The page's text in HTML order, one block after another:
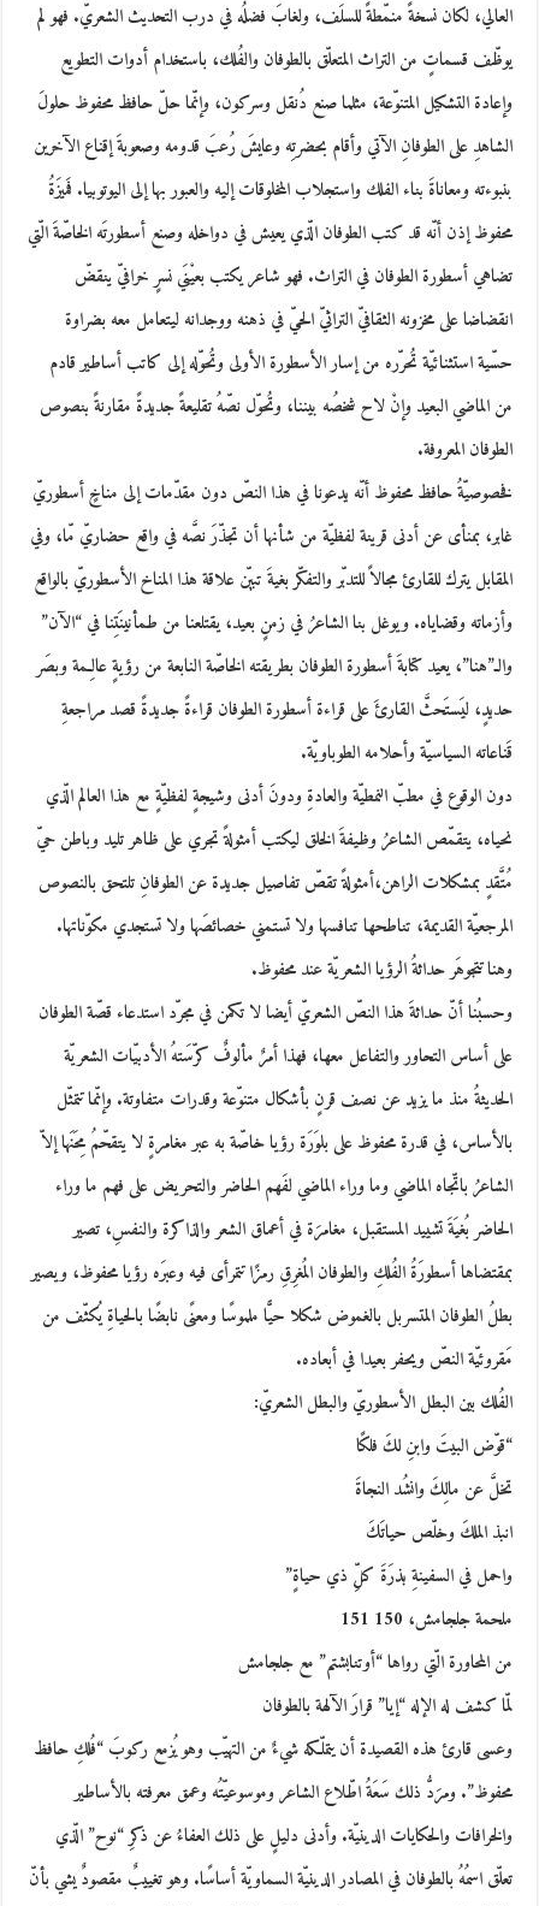
العالي، لكان نسخةً منمّطةً للسلَف، ولغابَ فضلُه في درب التحديث الشعريّ. فهو لم
يوظّف قسماتٍ من التراث المتعلّق بالطوفان والفُلك، باستخدام أدوات التطويع
وإعادة التشكيل المتنوّعة، مثلما صنع دُنقل وسركون، وإنّما حلّ حافظ محفوظ حلولَ
الشاهدِ على الطوفانِ الآتي وأقام بحضرتِه وعايشَ رُعبَ قدومه وصعوبةَ إقناع الآخرين
بنبوءته ومعاناةَ بناء الفلك واستجلاب المخلوقات إليه والعبور بها إلى اليوتوبيا. فَميزَةُ
محفوظ إذن أنّه قد كتب الطوفان الّذي يعيش في دواخله وصنع أسطورتَه الخاصّةَ الّتي
تضاهي أسطورة الطوفان في التراث. فهو شاعر يكتب بعيْنَي نسرٍ خرافيّ ينقضّ
انقضاضا على مخزونه الثقافيّ التراثيّ الحيّ في ذهنه ووجدانه ليتعامل معه بضراوة
حسّية استثنائيّة تُحرّره من إسار الأسطورة الأولى وتُحوّله إلى كاتب أساطير قادم
من الماضي البعيد وإنْ لاح شخصُه بيننا، وتُحوّل نصّهُ تقليعةً جديدةً مقارنةً بنصوص
الطوفان المعروفة.
فخصوصيّةُ حافظ محفوظ أنّه يدعونا في هذا النصّ دون مقدّمات إلى مناخٍ أسطوريّ
غابر، بمنأى عن أدنى قرينة لفظيّة من شأنها أن تجذّرَ نصَّه في واقع حضاريّ مّا، وفي
المقابل يترك للقارئ مجالاً للتدبّر والتفكّر بغيةَ تبيّن علاقة هذا المناخ الأسطوريّ بالواقع
وأزماته وقضاياه. ويوغل بنا الشاعرُ في زمنٍ بعيد، يقتلعنا من طمأنينَتِنا في “الآن”
والـ”هنا”، يعيد كتابةَ أسطورة الطوفان بطريقته الخاصّة النابعة من رؤيةٍ عالِـمة وبصَر
حديدٍ، ليَستَحثَّ القارئَ على قراءة أسطورة الطوفان قراءةً جديدةً قصد مراجعةِ
قَناعاته السياسيّة وأحلامه الطوباويّة.
دون الوقوع في مطبّ النمطيّة والعادةِ ودونَ أدنى وشيجةٍ لفظيّةٍ مع هذا العالم الّذي
نحياه، يتقمّص الشاعرُ وظيفةَ الخلق ليكتب أمثولةً تجري على ظاهر تليد وباطن حيّ
مُتَّقدٍ بمشكلات الراهن،أمثولةً تقصّ تفاصيل جديدة عن الطوفانِ تلتحق بالنصوص
المرجعيّة القديمة، تناطحها تنافسها ولا تستمني خصائصَها ولا تستجدي مكوّناتها.
وهنا تتجوهَر حداثةُ الرؤيا الشعريّة عند محفوظ.
وحسبُنا أنّ حداثةَ هذا النصّ الشعريّ أيضا لا تكمن في مجرّد استدعاء قصّة الطوفان
على أساس التحاور والتفاعل معها، فهذا أمرٌ مألوفٌ كرّسَتهُ الأدبيّات الشعريّة
الحديثةُ منذ ما يزيد عن نصف قرنٍ بأشكال متنوّعة وقدرات متفاوتة. وإنّما تتمثّل
بالأساس، في قدرة محفوظ على بلوَرَة رؤيا خاصّة به عبر مغامرةٍ لا يتقحّمُ مِحَنَها إلاّ
الشاعرُ باتّجاه الماضي وما وراء الماضي لفَهم الحاضر والتحريض على فهم ما وراء
الحاضر بُغيَةَ تشييد المستقبل، مغامرَة في أعماق الشعر والذاكرة والنفسِ، تصير
بمقتضاها أسطورَةُ الفُلكِ والطوفان المُغرِقِ رمزًا تتمرأى فيه وعبرَه رؤيا محفوظ، ويصير
بطلُ الطوفان المتسربل بالغموض شكلا حيًّا ملموسًا ومعنًى نابضًا بالحياةِ يُكثّف من
مَقروئيّة النصّ ويحفر بعيدا في أبعاده.
الفُلك بين البطل الأسطوريّ والبطل الشعريّ:
“قوّض البيتَ وابنِ لكَ فلكًا
تخلَّ عن مالِكَ وانشُد النجاةَ
انبذ الملكَ وخلّص حياتَكَ
واحمل في السفينةِ بذرَةَ كلِّ ذي حياةٍ”
ملحمة جلجامش، 150 151
من المحاورة الّتي رواها “أوتنابشتم” مع جلجامش
لمّا كشف له الإله “إيا” قرارَ الآلهة بالطوفان
وعسى قارئ هذه القصيدة أن يتملّكه شيءٌ من التهيّب وهو يُزمع ركوبَ “فُلكِ حافظ
محفوظ”. ومرَدُّ ذلك سَعَةُ اطّلاع الشاعر وموسوعيّتُه وعمق معرفته بالأساطير
والخرافات والحكايات الدينيّة. وأدنى دليلٍ على ذلك العفاءُ عن ذكرِ “نوح” الّذي
تعلّق اسمُهُ بالطوفان في المصادر الدينيّة السماويّة أساسًا. وهو تغييبٌ مقصودٌ يشي بأنّ